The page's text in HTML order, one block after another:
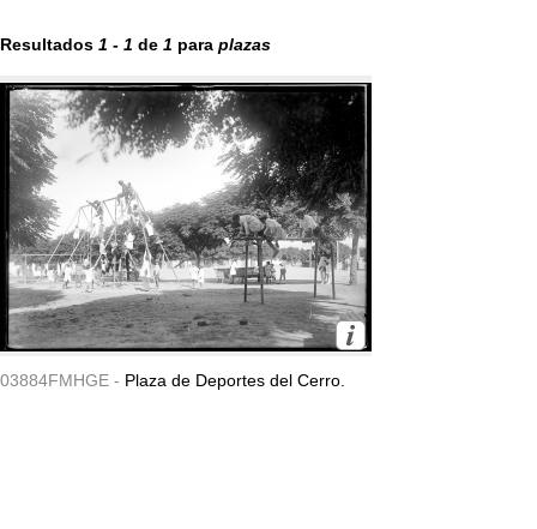
Resultados 1 - 1 de 1 para plazas
03884FMHGE - Plaza de Deportes del Cerro.